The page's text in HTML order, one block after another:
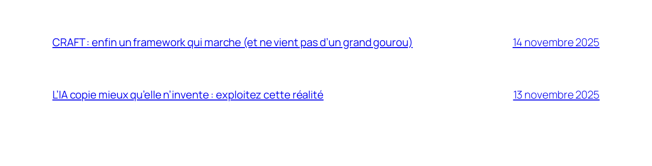
CRAFT : enfin un framework qui marche (et ne vient pas d’un grand gourou) 14 novembre 2025
L’IA copie mieux qu’elle n’invente : exploitez cette réalité 13 novembre 2025